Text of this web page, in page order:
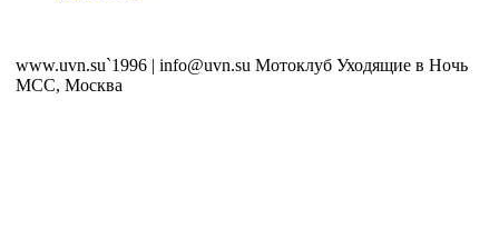
www.uvn.su`1996 | info@uvn.su Мотоклуб Уходящие в Ночь
MCC, Москва